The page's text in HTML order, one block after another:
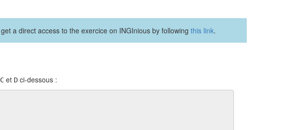
a direct access to the exercice on INGInious by following this link.
C et D ci-dessous :